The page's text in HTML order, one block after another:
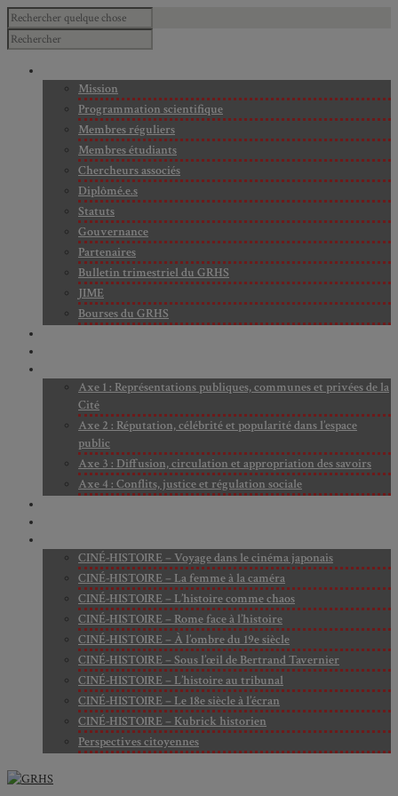
Mission
Programmation scientifique
Membres réguliers
Membres étudiants
Chercheurs associés
Diplômé.e.s
Statuts
Gouvernance
Partenaires
Bulletin trimestriel du GRHS
JIME
Bourses du GRHS
Axe 1 : Représentations publiques, communes et privées de la
Cité
Axe 2 : Réputation, célébrité et popularité dans l’espace
public
Axe 3 : Diffusion, circulation et appropriation des savoirs
Axe 4 : Conflits, justice et régulation sociale
CINÉ-HISTOIRE – Voyage dans le cinéma japonais
CINÉ-HISTOIRE – La femme à la caméra
CINÉ-HISTOIRE – L’histoire comme chaos
CINÉ-HISTOIRE – Rome face à l’histoire
CINÉ-HISTOIRE – À l’ombre du 19e siècle
CINÉ-HISTOIRE – Sous l’œil de Bertrand Tavernier
CINÉ-HISTOIRE – L’histoire au tribunal
CINÉ-HISTOIRE – Le 18e siècle à l’écran
CINÉ-HISTOIRE – Kubrick historien
Perspectives citoyennes